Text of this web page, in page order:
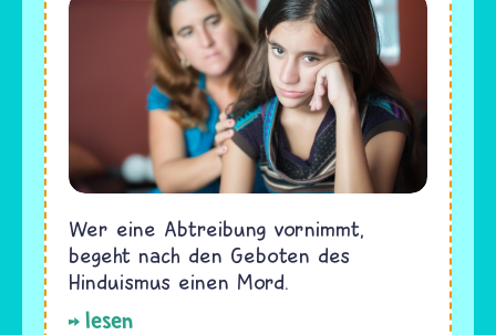
Wer eine Abtreibung vornimmt,
begeht nach den Geboten des
Hinduismus einen Mord.
lesen